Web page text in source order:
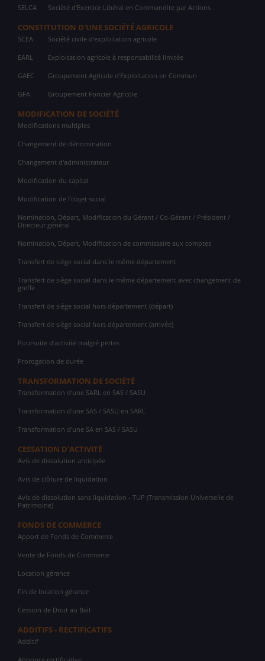
SELCA Société d'Exercice Libéral en Commandite par Actions
CONSTITUTION D'UNE SOCIÉTÉ AGRICOLE
SCEA Société civile d'exploitation agricole
EARL Exploitation agricole à responsabilité limitée
GAEC Groupement Agricole d'Exploitation en Commun
GFA Groupement Foncier Agricole
MODIFICATION DE SOCIÉTÉ
Modifications multiples
Changement de dénomination
Changement d'administrateur
Modification du capital
Modification de l'objet social
Nomination, Départ, Modification du Gérant / Co-Gérant / Président /
Directeur général
Nomination, Départ, Modification de commissaire aux comptes
Transfert de siège social dans le même département
Transfert de siège social dans le même département avec changement de
greffe
Transfert de siège social hors département (départ)
Transfert de siège social hors département (arrivée)
Poursuite d'activité malgré pertes
Prorogation de durée
TRANSFORMATION DE SOCIÉTÉ
Transformation d'une SARL en SAS / SASU
Transformation d'une SAS / SASU en SARL
Transformation d'une SA en SAS / SASU
CESSATION D'ACTIVITÉ
Avis de dissolution anticipée
Avis de clôture de liquidation
Avis de dissolution sans liquidation - TUP (Transmission Universelle de
Patrimoine)
FONDS DE COMMERCE
Apport de Fonds de Commerce
Vente de Fonds de Commerce
Location gérance
Fin de location gérance
Cession de Droit au Bail
ADDITIFS - RECTIFICATIFS
Additif